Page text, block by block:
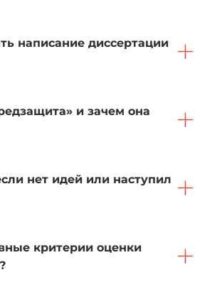
написание диссертации
и зачем она
нет идей или наступил
критерии оценки